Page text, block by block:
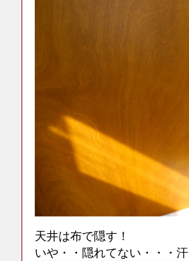
天井は布で隠す！
いや・・隠れてない・・・汗